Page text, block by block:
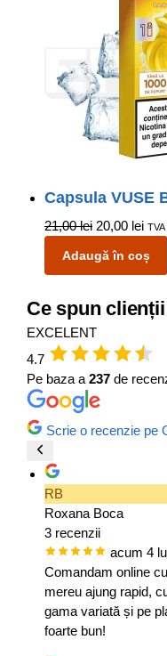
Capsula VUSE
21,00lei 20,00 lei TVA
Adaugă în coș
Ce spun
EXCELENT
4.7
Pe baza a237 de
Scrie o recenzie pe
RB
Roxana Boca
3 recenzii
acum 4
Comandam online
mereu ajung rapid,
gama variată și pe
foarte bun!